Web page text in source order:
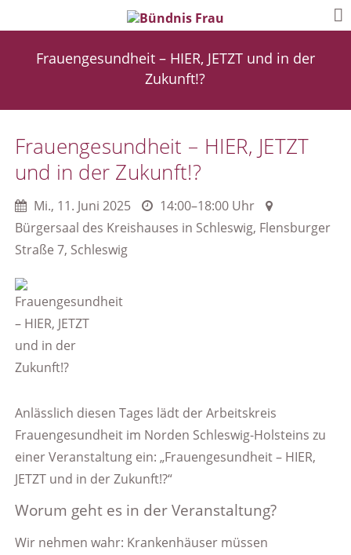
Frauengesundheit – HIER, JETZT und in der
Zukunft!?
Frauengesundheit – HIER, JETZT
und in der Zukunft!?
Mi., 11. Juni 2025
14:00–18:00 Uhr
Bürgersaal des Kreishauses in Schleswig, Flensburger
Straße 7, Schleswig
Anlässlich diesen Tages lädt der Arbeitskreis
Frauengesundheit im Norden Schleswig-Holsteins zu
einer Veranstaltung ein: „Frauengesundheit – HIER,
JETZT und in der Zukunft!?“
Worum geht es in der Veranstaltung?
Wir nehmen wahr: Krankenhäuser müssen